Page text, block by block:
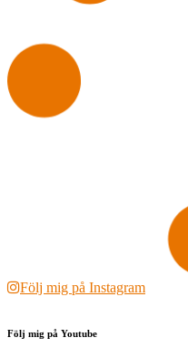
Följ mig på Instagram
Följ mig på Youtube